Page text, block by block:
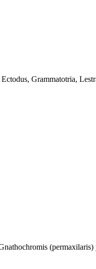
Grammatotria,